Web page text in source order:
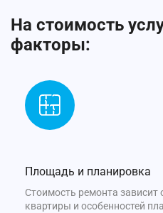
На стоимость
факторы:
Площадь и планировка
Стоимость ремонта
квартиры и особенностей